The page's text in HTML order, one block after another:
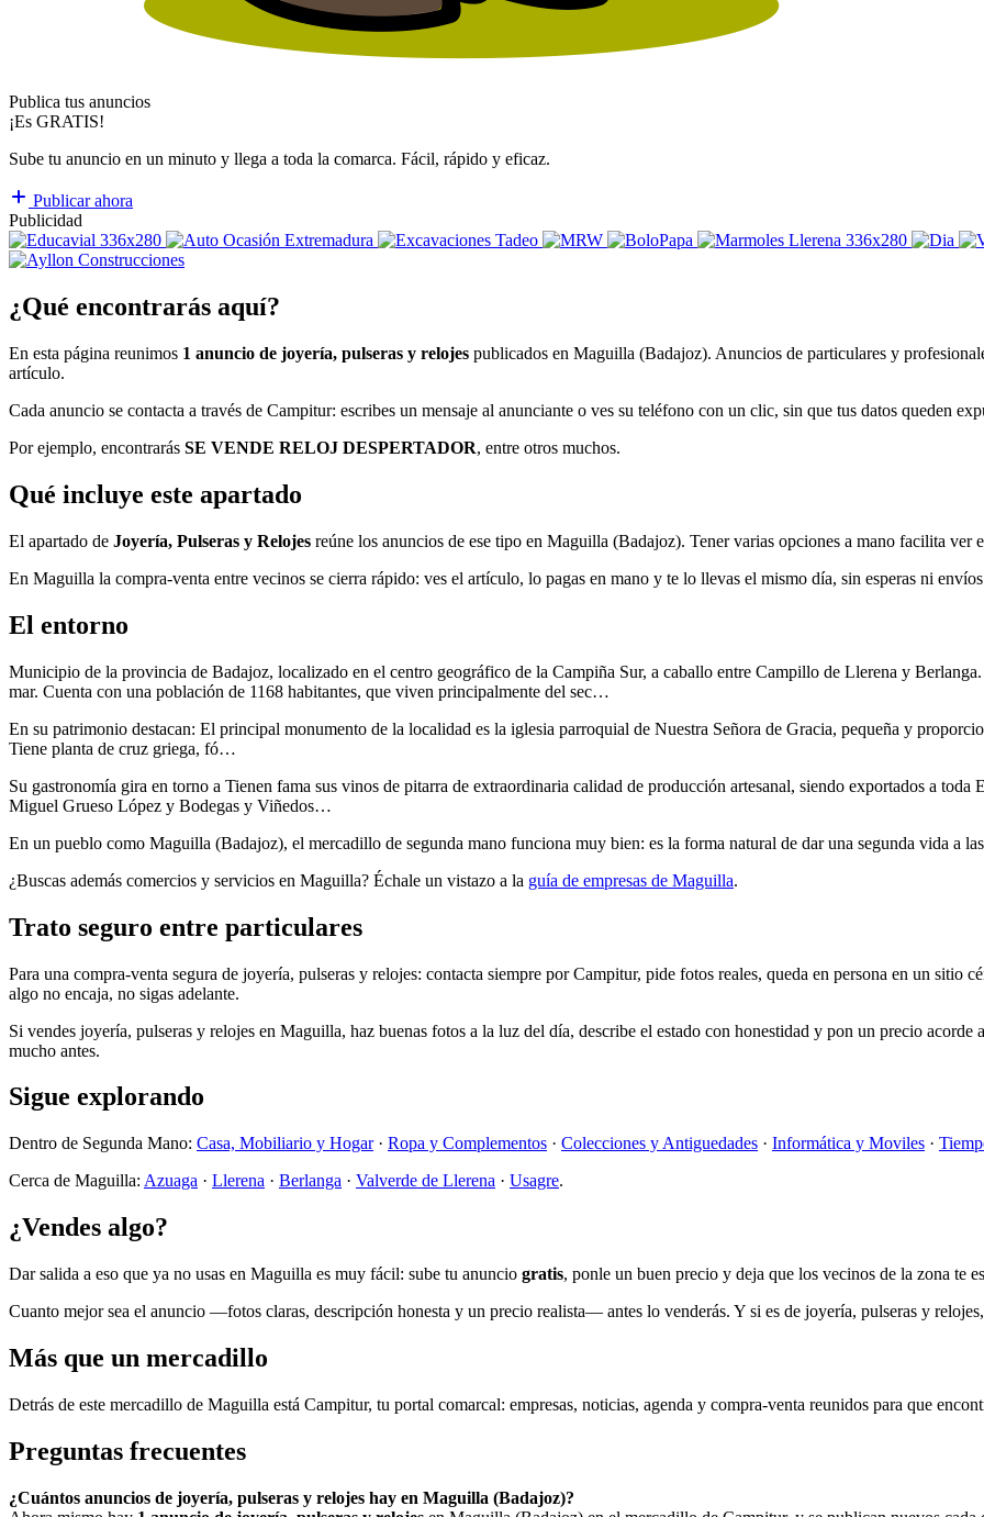
Publica tus anuncios
¡Es GRATIS!
Sube tu anuncio en un minuto y llega a toda la comarca. Fácil, rápido y eficaz.
Publicar ahora
Publicidad
¿Qué encontrarás aquí?
En esta página reunimos 1 anuncio de joyería, pulseras y relojes publicados en Maguilla (Badajoz). Anuncios de particulares y
artículo.
Cada anuncio se contacta a través de Campitur: escribes un mensaje al anunciante o ves su teléfono con un clic, sin que tus datos queden
Por ejemplo, encontrarás SE VENDE RELOJ DESPERTADOR, entre otros muchos.
Qué incluye este apartado
El apartado de Joyería, Pulseras y Relojes reúne los anuncios de ese tipo en Maguilla (Badajoz). Tener varias opciones a mano facilita ver
En Maguilla la compra-venta entre vecinos se cierra rápido: ves el artículo, lo pagas en mano y te lo llevas el mismo día, sin esperas ni
El entorno
Municipio de la provincia de Badajoz, localizado en el centro geográfico de la Campiña Sur, a caballo entre Campillo de Llerena y
mar. Cuenta con una población de 1168 habitantes, que viven principalmente del sec…
En su patrimonio destacan: El principal monumento de la localidad es la iglesia parroquial de Nuestra Señora de Gracia, pequeña y
Tiene planta de cruz griega, fó…
Su gastronomía gira en torno a Tienen fama sus vinos de pitarra de extraordinaria calidad de producción artesanal, siendo exportados a toda
Miguel Grueso López y Bodegas y Viñedos…
En un pueblo como Maguilla (Badajoz), el mercadillo de segunda mano funciona muy bien: es la forma natural de dar una segunda vida a
¿Buscas además comercios y servicios en Maguilla? Échale un vistazo a la guía de empresas de Maguilla.
Trato seguro entre particulares
Para una compra-venta segura de joyería, pulseras y relojes: contacta siempre por Campitur, pide fotos reales, queda en persona en un sitio
algo no encaja, no sigas adelante.
Si vendes joyería, pulseras y relojes en Maguilla, haz buenas fotos a la luz del día, describe el estado con honestidad y pon un precio
mucho antes.
Sigue explorando
Dentro de Segunda Mano: Casa, Mobiliario y Hogar· Ropa y Complementos · Colecciones y Antiguedades · Informática y Moviles ·
Cerca de Maguilla: Azuaga · Llerena · Berlanga · Valverde de Llerena · Usagre.
¿Vendes algo?
Dar salida a eso que ya no usas en Maguilla es muy fácil: sube tu anuncio gratis, ponle un buen precio y deja que los vecinos de la zona te
Cuanto mejor sea el anuncio —fotos claras, descripción honesta y un precio realista— antes lo venderás. Y si es de joyería, pulseras y
Más que un mercadillo
Detrás de este mercadillo de Maguilla está Campitur, tu portal comarcal: empresas, noticias, agenda y compra-venta reunidos para que
Preguntas frecuentes
¿Cuántos anuncios de joyería, pulseras y relojes hay en Maguilla (Badajoz)?